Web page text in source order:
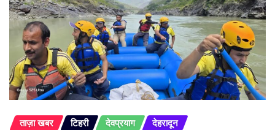
ताज़ा खबर टिहरी देवप्रयाग देहरादून